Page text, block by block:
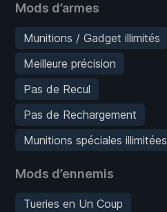
Mods d’armes
Munitions / Gadget illimités
Meilleure précision
Pas de Recul
Pas de Rechargement
Munitions spéciales illimitées
Mods d’ennemis
Tueries en Un Coup